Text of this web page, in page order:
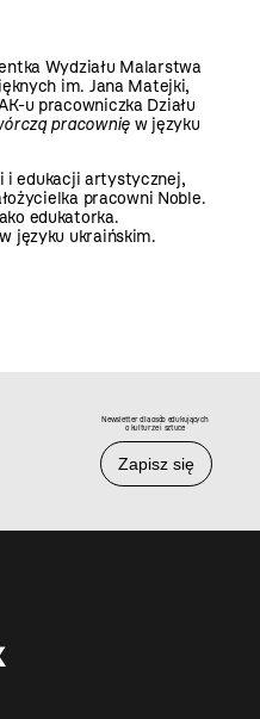
Wydziału Malarstwa
im. Jana Matejki,
u pracowniczka Działu
pracownięw języku
i edukacji artystycznej,
pracowni Noble.
edukatorka.
języku ukraińskim.
Newsletter dla osób edukujących
o kulturze i sztuce
Zapisz się